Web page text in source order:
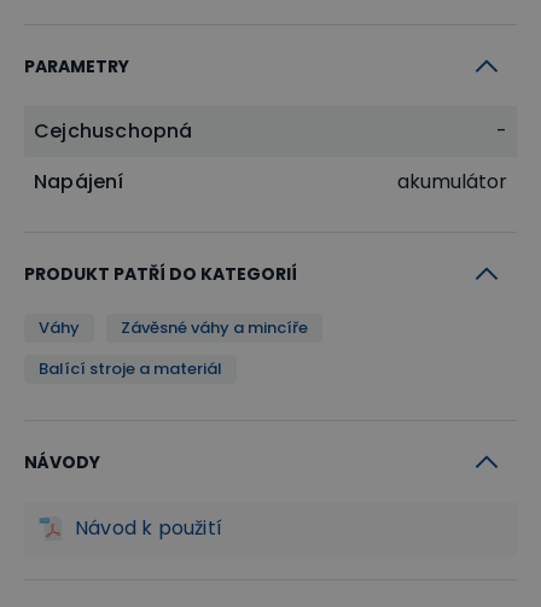
PARAMETRY
Cejchuschopná
-
Napájení
akumulátor
PRODUKT PATŘÍ DO KATEGORIÍ
Váhy
Závěsné váhy a mincíře
Balící stroje a materiál
NÁVODY
Návod k použití